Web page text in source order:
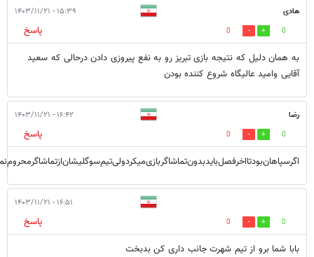
هادی ۱۵:۳۹ - ۱۴۰۳/۱۱/۲۱
0
0
پاسخ
به همان دلیل که نتیجه بازی تبریز رو به نفع پیروزی دادن درحالی که سعید
آقایی وامید عالیگاه شروع کننده بودن
رضا ۱۶:۴۲ - ۱۴۰۳/۱۱/۲۱
0
0
پاسخ
۱۶:۵۱ - ۱۴۰۳/۱۱/۲۱
0
0
پاسخ
بابا شما برو از تیم شهرت جانب داری کن‌ بدبخت